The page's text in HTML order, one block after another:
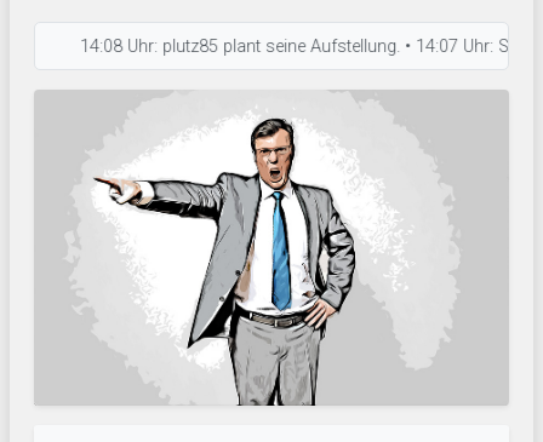
14:08 Uhr: plutz85 plant seine Aufstellung. • 14:07 Uhr: